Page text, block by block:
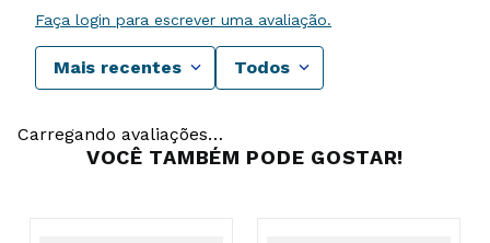
Faça login para escrever uma avaliação.
Mais recentes Todos
Carregando avaliações…
VOCÊ TAMBÉM PODE GOSTAR!